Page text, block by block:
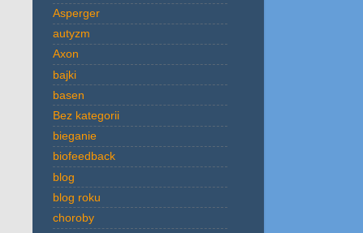
Asperger
autyzm
Axon
bajki
basen
Bez kategorii
bieganie
biofeedback
blog
blog roku
choroby